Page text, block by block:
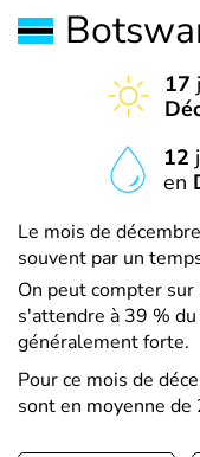
17
12
en
Le mois de
souvent par un
On peut compter
s'attendre à 39 %
généralement forte.
Pour ce mois de
sont en moyenne de